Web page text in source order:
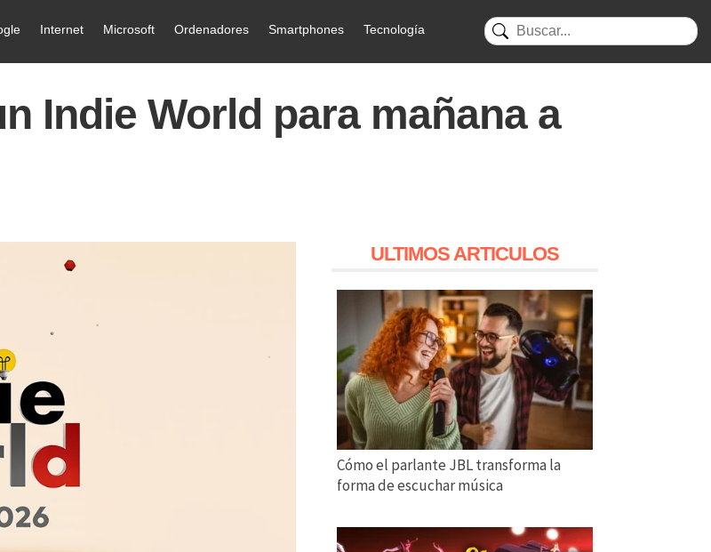
Internet Microsoft Ordenadores Smartphones Tecnología
Indie World para mañana a
ULTIMOS ARTICULOS
Cómo el parlante JBL transforma la
forma de escuchar música